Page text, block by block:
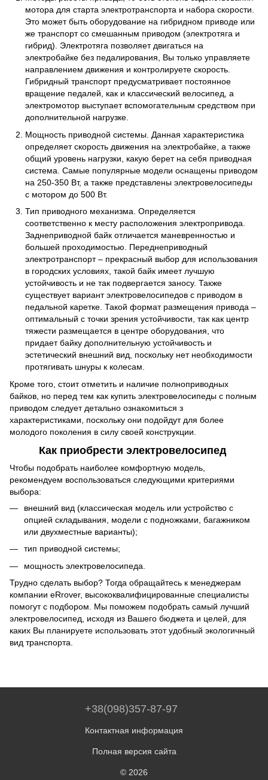
мотора для старта электротранспорта и набора скорости.
Это может быть оборудование на гибридном приводе или
же транспорт со смешанным приводом (электротяга и
гибрид). Электротяга позволяет двигаться на
электробайке без педалирования, Вы только управляете
направлением движения и контролируете скорость.
Гибридный транспорт предусматривает постоянное
вращение педалей, как и классический велосипед, а
электромотор выступает вспомогательным средством при
дополнительной нагрузке.
Мощность приводной системы. Данная характеристика
определяет скорость движения на электробайке, а также
общий уровень нагрузки, какую берет на себя приводная
система. Самые популярные модели оснащены приводом
на 250-350 Вт, а также представлены электровелосипеды
с мотором до 500 Вт.
Тип приводного механизма. Определяется
соответственно к месту расположения электропривода.
Заднеприводной байк отличается маневренностью и
большей проходимостью. Переднеприводный
электротранспорт – прекрасный выбор для использования
в городских условиях, такой байк имеет лучшую
устойчивость и не так подвергается заносу. Также
существует вариант электровелосипедов с приводом в
педальной каретке. Такой формат размещения привода –
оптимальный с точки зрения устойчивости, так как центр
тяжести размещается в центре оборудования, что
придает байку дополнительную устойчивость и
эстетический внешний вид, поскольку нет необходимости
протягивать шнуры к колесам.
Кроме того, стоит отметить и наличие полноприводных
байков, но перед тем как купить электровелосипеды с полным
приводом следует детально ознакомиться з
характеристиками, поскольку они подойдут для более
молодого поколения в силу своей конструкции.
Как приобрести электровелосипед
Чтобы подобрать наиболее комфортную модель,
рекомендуем воспользоваться следующими критериями
выбора:
внешний вид (классическая модель или устройство с
опцией складывания, модели с подножками, багажником
или двухместные варианты);
тип приводной системы;
мощность электровелосипеда.
Трудно сделать выбор? Тогда обращайтесь к менеджерам
компании eRrover, высококвалифицированные специалисты
помогут с подбором. Мы поможем подобрать самый лучший
электровелосипед, исходя из Вашего бюджета и целей, для
каких Вы планируете использовать этот удобный экологичный
вид транспорта.
+38(098)357-87-97
Контактная информация
Полная версия сайта
© 2026